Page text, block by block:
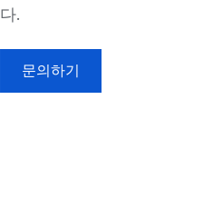
다.
문의하기